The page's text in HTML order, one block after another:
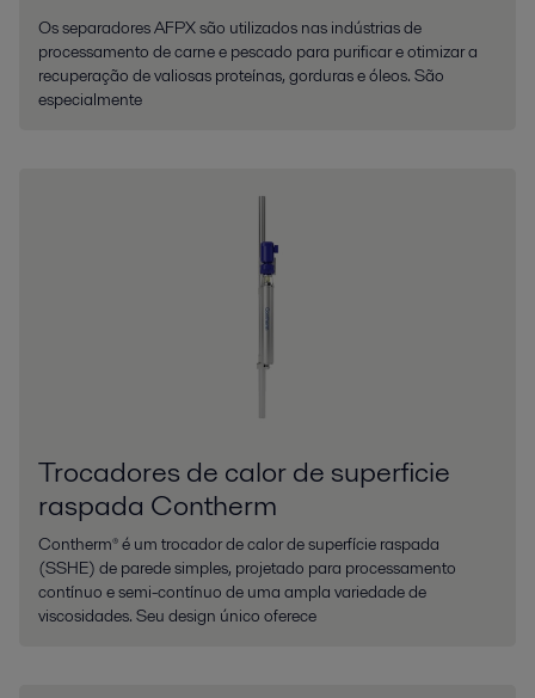
Os separadores AFPX são utilizados nas indústrias de
processamento de carne e pescado para purificar e otimizar a
recuperação de valiosas proteínas, gorduras e óleos. São
especialmente
Trocadores de calor de superficie
raspada Contherm
Contherm® é um trocador de calor de superfície raspada
(SSHE) de parede simples, projetado para processamento
contínuo e semi-contínuo de uma ampla variedade de
viscosidades. Seu design único oferece